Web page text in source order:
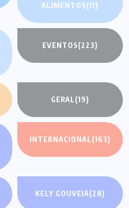
ALIMENTOS(11)
EVENTOS(223)
GERAL(19)
INTERNACIONAL(163)
KELY GOUVEIA(28)